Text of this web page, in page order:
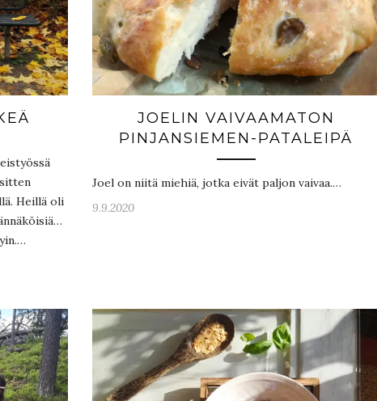
Heillä oli
JOELIN VAIVAAMATON
PINJANSIEMEN-PATALEIPÄ
Joel on niitä miehiä, jotka eivät paljon vaivaa.…
9.9.2020